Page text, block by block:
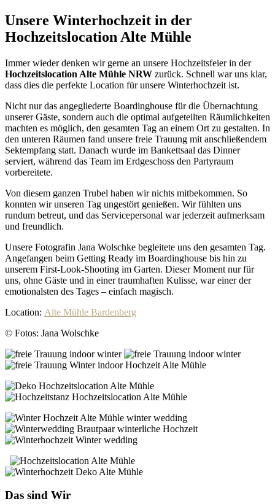
Unsere Winterhochzeit in der
Hochzeitslocation Alte Mühle
Immer wieder denken wir gerne an unsere Hochzeitsfeier in der
Hochzeitslocation Alte Mühle NRW zurück. Schnell war uns klar,
dass dies die perfekte Location für unsere Winterhochzeit ist.
Nicht nur das angegliederte Boardinghouse für die Übernachtung
unserer Gäste, sondern auch die optimal aufgeteilten Räumlichkeiten
machten es möglich, den gesamten Tag an einem Ort zu gestalten. In
den unteren Räumen fand unsere freie Trauung mit anschließendem
Sektempfang statt. Danach wurde im Bankettsaal das Dinner
serviert, während das Team im Erdgeschoss den Partyraum
vorbereitete.
Von diesem ganzen Trubel haben wir nichts mitbekommen. So
konnten wir unseren Tag ungestört genießen. Wir fühlten uns
rundum betreut, und das Servicepersonal war jederzeit aufmerksam
und freundlich.
Unsere Fotografin Jana Wolschke begleitete uns den gesamten Tag.
Angefangen beim Getting Ready im Boardinghouse bis hin zu
unserem First-Look-Shooting im Garten. Dieser Moment nur für
uns, ohne Gäste und in einer traumhaften Kulisse, war einer der
emotionalsten des Tages – einfach magisch.
Location: Alte Mühle Bardenberg
© Fotos: Jana Wolschke
Das sind Wir